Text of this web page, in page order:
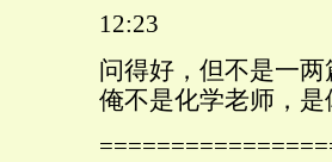
12:23
问得好，但不是一
俺不是化学老师，是